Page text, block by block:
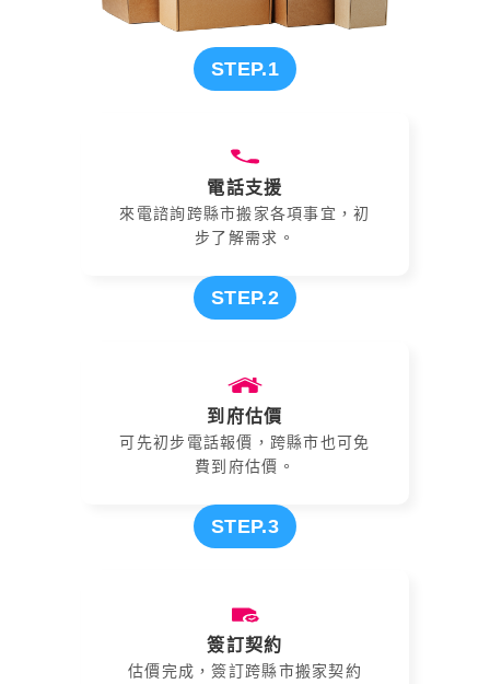
STEP.1
電話支援
來電諮詢跨縣市搬家各項事宜，初
步了解需求。
STEP.2
到府估價
可先初步電話報價，跨縣市也可免
費到府估價。
STEP.3
簽訂契約
估價完成，簽訂跨縣市搬家契約